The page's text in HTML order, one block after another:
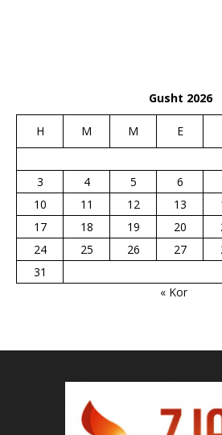
Gusht 2026
H M M E
3
4 5 6
10
11 12 13
17
18 19 20
24
25 26 27
31
« Kor